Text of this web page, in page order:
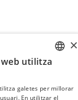
×
utilitza
galetes per millorar
En utilitzar el